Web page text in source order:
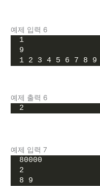
예제 입력 6
1
9
1 2 3 4 5 6 7 8 9
예제 출력 6
2
예제 입력 7
80000
2
8 9